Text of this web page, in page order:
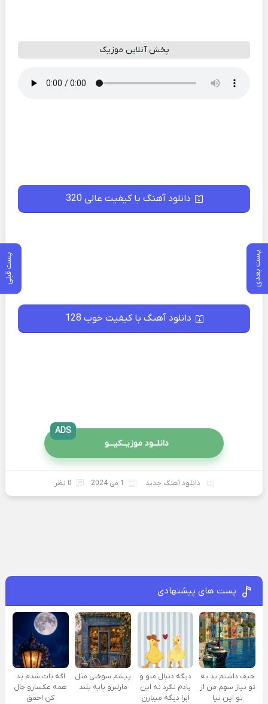
پست بعدی پست قبلی
پخش آنلاین موزیک
دانلود آهنگ با کیفیت عالی 320
دانلود آهنگ با کیفیت خوب 128
دانلــود موزیــکیـــو
ADS
دانلود آهنگ جدید 1 می 2024 0 نظر
پست های پیشنهادی
حیف داشتم بد به
تو نیاز سهم من از
تو این نیا
دیگه دنبال منو و
یادم نگرد نه این
ابرا دیگه میبارن
پیشم سوختی مثل
مارلبرو پایه بلند
اگه بات شدم بد
همه عکسارو چال
کن احمق